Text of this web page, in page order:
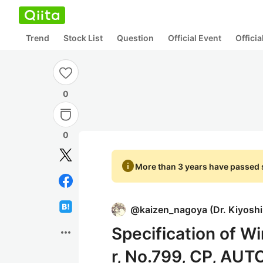
Trend Stock List Question Official Event
0
0
more_horiz
infoMore than 3 years have passed
@kaizen_nagoya (Dr.
Specification of
r, No.799, CP,